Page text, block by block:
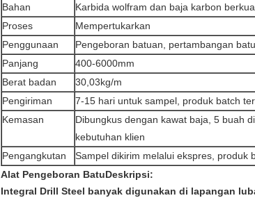
Bahan
Karbida wolfram dan baja karbon
Proses
Mempertukarkan
Penggunaan
Pengeboran batuan, pertambangan
Panjang
400-6000mm
Berat badan
30,03kg/m
Pengiriman
7-15 hari untuk sampel, produk batch
Kemasan
Dibungkus dengan kawat baja, 5 buah
kebutuhan klien
Pengangkutan
Sampel dikirim melalui ekspres, produk
Alat Pengeboran BatuDeskripsi:
Integral Drill Steel banyak digunakan di lapangan